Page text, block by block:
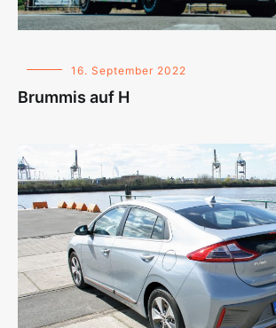
16. September 2022
Brummis auf H